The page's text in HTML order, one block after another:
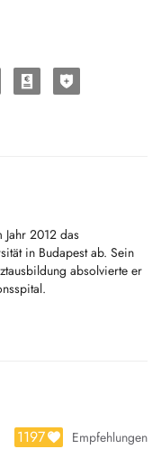
2012 das
in Budapest ab. Sein
absolvierte er
2017 an den
für
Er arbeitete bis
1197 Empfehlungen